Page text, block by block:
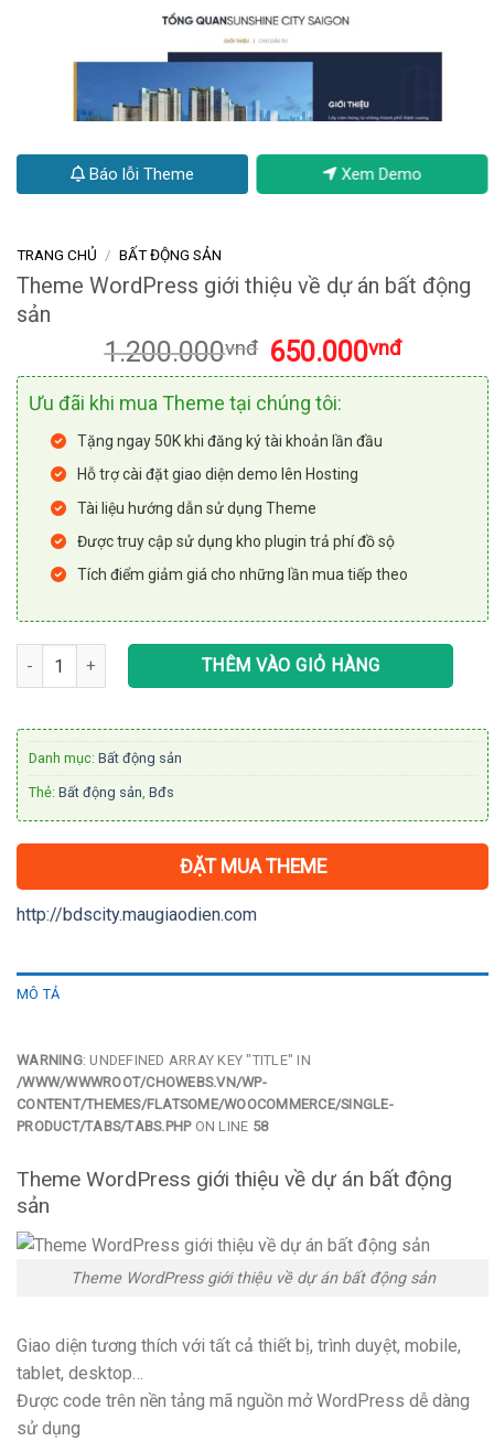
Báo lỗi Theme Xem Demo
TRANG CHỦ / BẤT ĐỘNG SẢN
Theme WordPress giới thiệu về dự án bất động
sản
1.200.000vnđ Giá
gốc
1.200.000vnđ.
650.000vnđGiá
Ưu đãi khi mua Theme tại chúng tôi:
Tặng ngay 50K khi đăng ký tài khoản lần đầu
Hỗ trợ cài đặt giao diện demo lên Hosting
Tài liệu hướng dẫn sử dụng Theme
Được truy cập sử dụng kho plugin trả phí đồ sộ
Tích điểm giảm giá cho những lần mua tiếp theo
Theme WordPress giới thiệu về dự án bất động sản số lượng
THÊM VÀO GIỎ HÀNG
Danh mục: Bất động sản
Thẻ: Bất động sản, Bđs
ĐẶT MUA THEME
http://bdscity.maugiaodien.com
MÔ TẢ
WARNING: UNDEFINED ARRAY KEY "TITLE" IN
/WWW/WWWROOT/CHOWEBS.VN/WP-
CONTENT/THEMES/FLATSOME/WOOCOMMERCE/SINGLE-
PRODUCT/TABS/TABS.PHPON LINE 58
Theme WordPress giới thiệu về dự án bất động
sản
Theme WordPress giới thiệu về dự án bất động sản
Giao diện tương thích với tất cả thiết bị, trình duyệt, mobile,
tablet, desktop…
Được code trên nền tảng mã nguồn mở WordPress dễ dàng
sử dụng